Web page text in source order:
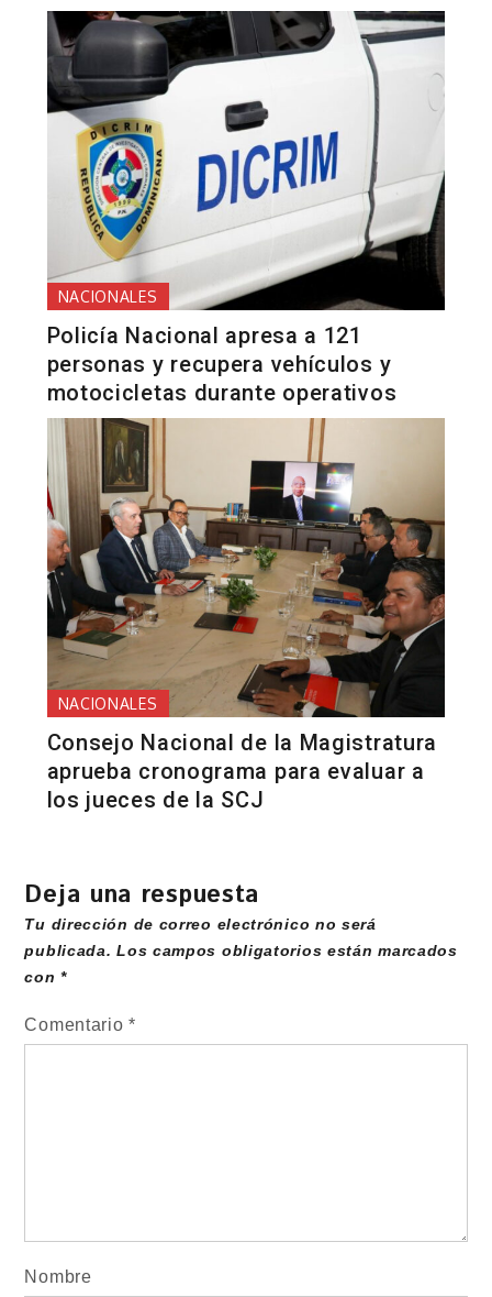
NACIONALES
Policía Nacional apresa a 121
personas y recupera vehículos y
motocicletas durante operativos
NACIONALES
Consejo Nacional de la Magistratura
aprueba cronograma para evaluar a
los jueces de la SCJ
Deja una respuesta
Tu dirección de correo electrónico no será
publicada. Los campos obligatorios están marcados
con*
Comentario*
Nombre